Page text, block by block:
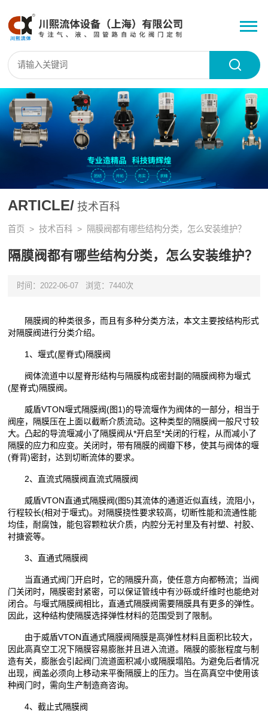
ARTICLE/ 技术百科
首页 >技术百科 > 隔膜阀都有哪些结构分类，怎么安装维护？
隔膜阀都有哪些结构分类，怎么安装维护？
时间：2022-06-07 浏览：7440次
隔膜阀的种类很多，而且有多种分类方法，本文主要按结构形式
对隔膜阀进行分类介绍。
1、堰式(屋脊式)隔膜阀
阀体流道中以屋脊形结构与隔膜构成密封副的隔膜阀称为堰式
(屋脊式)隔膜阀。
威盾VTON堰式隔膜阀(图1)的导流堰作为阀体的一部分，相当于
阀座，隔膜压在上面以截断介质流动。这种类型的隔膜阀一般尺寸较
大。凸起的导流堰减小了隔膜阀从*开启至*关闭的行程，从而减小了
隔膜的应力和应变。关闭时，带有隔膜的阀瓣下移，使其与阀体的堰
(脊背)密封，达到切断流体的要求。
2、直流式隔膜阀直流式隔膜阀
威盾VTON直通式隔膜阀(图5)其流体的通道近似直线，流阻小，
行程较长(相对于堰式)。对隔膜挠性要求较高，切断性能和流通性能
均佳，耐腐蚀，能包容颗粒状介质，内腔分无衬里及有衬塑、衬胶、
衬搪瓷等。
3、直通式隔膜阀
当直通式阀门开启时，它的隔膜升高，使任意方向都畅流；当阀
门关闭时，隔膜密封紧密，可以保证管线中有沙砾或纤维时也能绝对
闭合。与堰式隔膜阀相比，直通式隔膜阀需要隔膜具有更多的弹性。
因此，这种结构使隔膜选择弹性材料的范围受到了限制。
由于威盾VTON直通式隔膜阀隔膜是高弹性材料且面积比较大，
因此高真空工况下隔膜容易膨胀并且进入流道。隔膜的膨胀程度与制
造有关，膨胀会引起阀门流道面积减小或隔膜塌陷。为避免后者情况
出现，阀盖必须向上移动来平衡隔膜上的压力。当在高真空中使用该
种阀门时，需向生产制造商咨询。
4、截止式隔膜阀